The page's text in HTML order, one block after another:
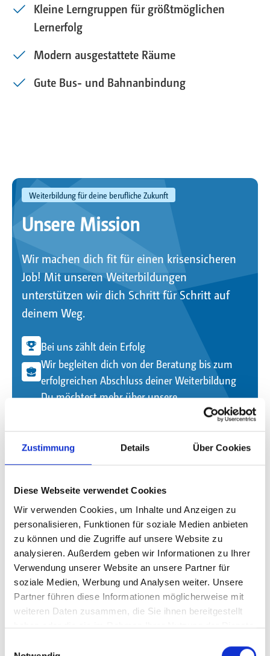
Zustimmung Details Über Cookies
Diese Webseite verwendet Cookies
Wir verwenden Cookies, um Inhalte und Anzeigen zu
personalisieren, Funktionen für soziale Medien anbieten
zu können und die Zugriffe auf unsere Website zu
analysieren. Außerdem geben wir Informationen zu Ihrer
Verwendung unserer Website an unsere Partner für
soziale Medien, Werbung und Analysen weiter. Unsere
Partner führen diese Informationen möglicherweise mit
weiteren Daten zusammen, die Sie ihnen bereitgestellt
haben oder die sie im Rahmen Ihrer Nutzung der Dienste
Kleine Lerngruppen für größtmöglichen
Lernerfolg
Modern ausgestattete Räume
Gute Bus- und Bahnanbindung
Weiterbildung für deine berufliche Zukunft
Unsere Mission
Wir machen dich fit für einen krisensicheren
Job! Mit unseren Weiterbildungen
unterstützen wir dich Schritt für Schritt auf
deinem Weg.
Bei uns zählt dein Erfolg
Wir begleiten dich von der Beratung bis zum
erfolgreichen Abschluss deiner Weiterbildung
Du möchtest mehr über unsere
Weiterbildung mit Bildungsgutschein
Weiterbildung für die Logistikbranche
vereinbaren
Unsere Schulungen im
Überblick